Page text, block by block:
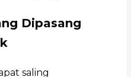
Dipasang
saling